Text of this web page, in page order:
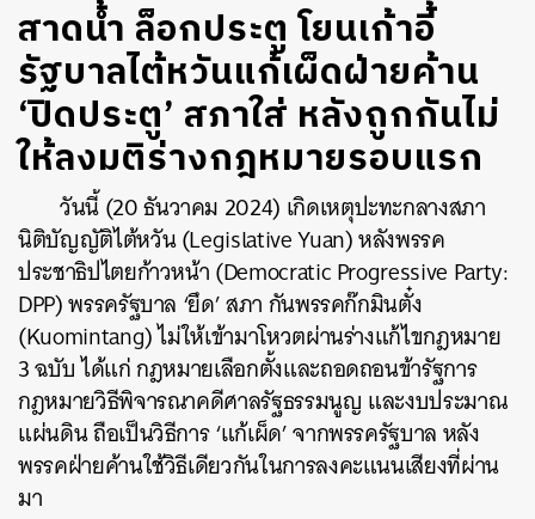
สาดน้ำ ล็อกประตู โยนเก้าอี้
รัฐบาลไต้หวันแก้เผ็ดฝ่ายค้าน
‘ปิดประตู’ สภาใส่ หลังถูกกันไม่
ให้ลงมติร่างกฎหมายรอบแรก
วันนี้ (20 ธันวาคม 2024) เกิดเหตุปะทะกลางสภา
นิติบัญญัติไต้หวัน (Legislative Yuan)หลังพรรค
ประชาธิปไตยก้าวหน้า (Democratic Progressive Party:
DPP) พรรครัฐบาล ‘ยึด’ สภา กันพรรคก๊กมินตั๋ง
(Kuomintang) ไม่ให้เข้ามาโหวตผ่านร่างแก้ไขกฎหมาย
3 ฉบับ ได้แก่ กฎหมายเลือกตั้งและถอดถอนข้ารัฐการ
กฎหมายวิธีพิจารณาคดีศาลรัฐธรรมนูญ และงบประมาณ
แผ่นดิน ถือเป็นวิธีการ ‘แก้เผ็ด’ จากพรรครัฐบาล หลัง
พรรคฝ่ายค้านใช้วิธีเดียวกันในการลงคะแนนเสียงที่ผ่าน
มา